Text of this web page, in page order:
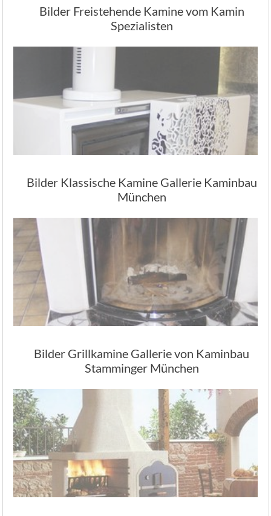
Bilder Freistehende Kamine vom Kamin
Spezialisten
Bilder Klassische Kamine Gallerie Kaminbau
München
Bilder Grillkamine Gallerie von Kaminbau
Stamminger München